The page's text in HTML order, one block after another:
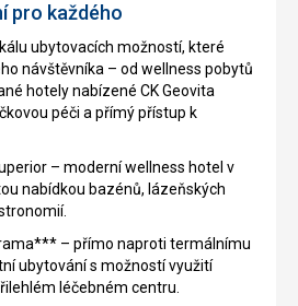
pro každého
ubytovacích možností, které
návštěvníka – od wellness pobytů
hotely nabízené CK Geovita
péči a přímý přístup k
– moderní wellness hotel v
nabídkou bazénů, lázeňských
– přímo naproti termálnímu
ubytování s možností využití
léčebném centru.